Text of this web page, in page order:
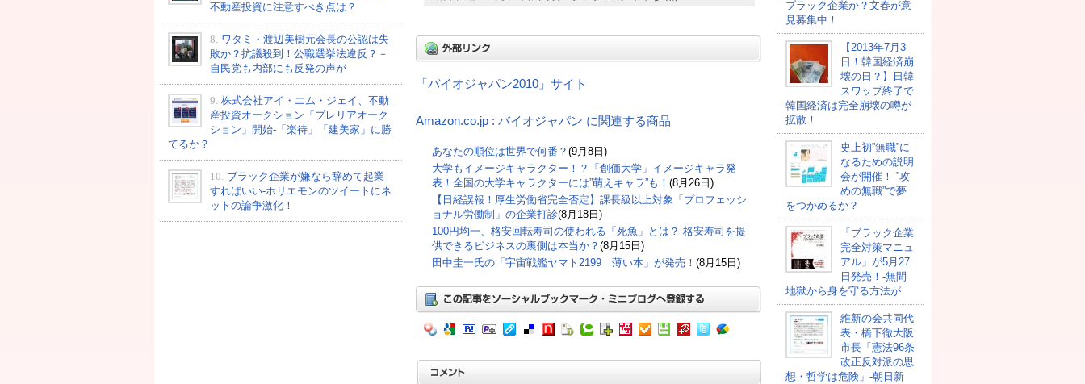
不動産投資に注意すべき点は？
8. ワタミ・渡辺美樹元会長の公認は失
敗か？抗議殺到！公職選挙法違反？－
自民党も内部にも反発の声が
9. 株式会社アイ・エム・ジェイ、不動
産投資オークション「プレリアオーク
ション」開始-「楽待」「建美家」に勝
てるか？
10. ブラック企業が嫌なら辞めて起業
すればいい-ホリエモンのツイートにネ
ットの論争激化！
「バイオジャパン2010」サイト
Amazon.co.jp : バイオジャパン に関連する商品
あなたの順位は世界で何番？ (9月8日)
大学もイメージキャラクター！？「創価大学」イメージキャラ発
表！全国の大学キャラクターには”萌えキャラ”も！ (8月26日)
【日経誤報！厚生労働省完全否定】課長級以上対象「プロフェッシ
ョナル労働制」の企業打診(8月18日)
100円均一、格安回転寿司の使われる「死魚」とは？-格安寿司を提
供できるビジネスの裏側は本当か？ (8月15日)
田中圭一氏の「宇宙戦艦ヤマト2199 薄い本」が発売！ (8月15日)
ブラック企業か？文春が意
見募集中！
【2013年7月3
日！韓国経済崩
壊の日？】日韓
スワップ終了で
韓国経済は完全崩壊の噂が
拡散！
史上初”無職”に
なるための説明
会が開催！-”攻
めの無職”で夢
をつかめるか？
「ブラック企業
完全対策マニュ
アル」が5月27
日発売！-無間
地獄から身を守る方法が
維新の会共同代
表・橋下徹大阪
市長「憲法96条
改正反対派の思
想・哲学は危険」-朝日新